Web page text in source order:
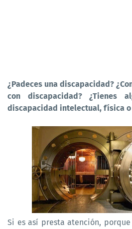
¿Padeces una discapacidad?
con discapacidad? ¿Tienes
discapacidad intelectual, física o
Si es así presta atención,